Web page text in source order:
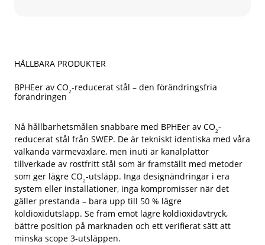
HÅLLBARA PRODUKTER
BPHEer av CO2-reducerat stål – den förändringsfria
förändringen
Nå hållbarhetsmålen snabbare med BPHEer av CO2-
reducerat stål från SWEP. De är tekniskt identiska med våra
välkända värmeväxlare, men inuti är kanalplattor
tillverkade av rostfritt stål som är framställt med metoder
som ger lägre CO2-utsläpp. Inga designändringar i era
system eller installationer, inga kompromisser när det
gäller prestanda – bara upp till 50 % lägre
koldioxidutsläpp. Se fram emot lägre koldioxidavtryck,
bättre position på marknaden och ett verifierat sätt att
minska scope 3-utsläppen.